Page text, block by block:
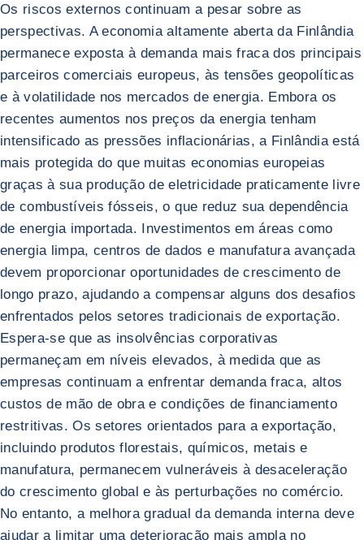
Os riscos externos continuam a pesar sobre as
perspectivas. A economia altamente aberta da Finlândia
permanece exposta à demanda mais fraca dos principais
parceiros comerciais europeus, às tensões geopolíticas
e à volatilidade nos mercados de energia. Embora os
recentes aumentos nos preços da energia tenham
intensificado as pressões inflacionárias, a Finlândia está
mais protegida do que muitas economias europeias
graças à sua produção de eletricidade praticamente livre
de combustíveis fósseis, o que reduz sua dependência
de energia importada. Investimentos em áreas como
energia limpa, centros de dados e manufatura avançada
devem proporcionar oportunidades de crescimento de
longo prazo, ajudando a compensar alguns dos desafios
enfrentados pelos setores tradicionais de exportação.
Espera-se que as insolvências corporativas
permaneçam em níveis elevados, à medida que as
empresas continuam a enfrentar demanda fraca, altos
custos de mão de obra e condições de financiamento
restritivas. Os setores orientados para a exportação,
incluindo produtos florestais, químicos, metais e
manufatura, permanecem vulneráveis à desaceleração
do crescimento global e às perturbações no comércio.
No entanto, a melhora gradual da demanda interna deve
ajudar a limitar uma deterioração mais ampla no